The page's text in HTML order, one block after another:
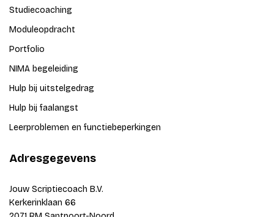
Studiecoaching
Moduleopdracht
Portfolio
NIMA begeleiding
Hulp bij uitstelgedrag
Hulp bij faalangst
Leerproblemen en functiebeperkingen
Adresgegevens
Jouw Scriptiecoach B.V.
Kerkerinklaan 66